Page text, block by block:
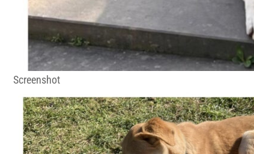
Screenshot